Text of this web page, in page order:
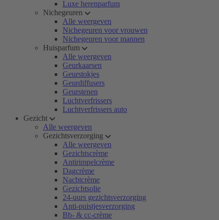
Luxe herenparfum
Nichegeuren
Alle weergeven
Nichegeuren voor vrouwen
Nichegeuren voor mannen
Huisparfum
Alle weergeven
Geurkaarsen
Geurstokjes
Geurdiffusers
Geurstenen
Luchtverfrissers
Luchtverfrissers auto
Gezicht
Alle weergeven
Gezichtsverzorging
Alle weergeven
Gezichtscrème
Antirimpelcrème
Dagcrème
Nachtcrème
Gezichtsolie
24-uurs gezichtsverzorging
Anti-puistjesverzorging
Bb- & cc-crème